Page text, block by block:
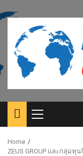
to
content
Primary
Menu
Home
ZEUS GROUP และกลุ่มทุ